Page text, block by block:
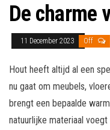
De charme
11 December 2023 Off
Hout heeft altijd al een
nu gaat om meubels,
brengt een bepaalde
natuurlijke materiaal